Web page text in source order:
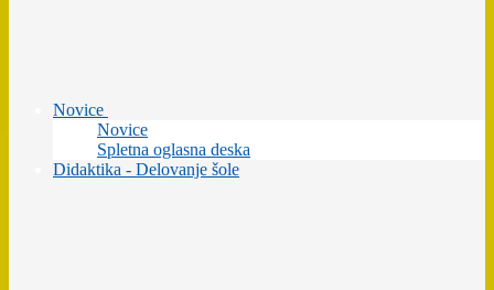
Novice
Novice
Spletna oglasna deska
Didaktika - Delovanje šole